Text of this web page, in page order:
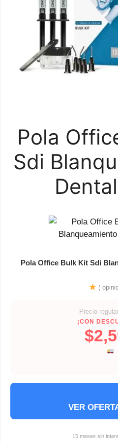
Pola
Sdi
Pola Office Bulk Kit Sdi
(
Precio
¡CON
VER
15 meses sin